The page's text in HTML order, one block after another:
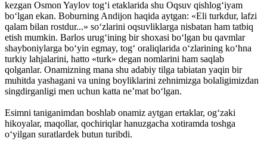
kezgan Osmon Yaylov tog‘i etaklarida shu Oqsuv qishlog‘iyam
bo‘lgan ekan. Boburning Andijon haqida aytgan: «Eli turkdur, lafzi
qalam bilan rostdur...» so‘zlarini oqsuvliklarga nisbatan ham tatbiq
etish mumkin. Barlos urug‘ining bir shoxasi bo‘lgan bu qavmlar
shayboniylarga bo‘yin egmay, tog‘ oraliqlarida o‘zlarining ko‘hna
turkiy lahjalarini, hatto «turk» degan nomlarini ham saqlab
qolganlar. Onamizning mana shu adabiy tilga tabiatan yaqin bir
muhitda yashagani va uning boyliklarini zehnimizga bolaligimizdan
singdirganligi men uchun katta ne’mat bo‘lgan.
Esimni taniganimdan boshlab onamiz aytgan ertaklar, og‘zaki
hikoyalar, maqollar, qochiriqlar hanuzgacha xotiramda toshga
o‘yilgan suratlardek butun turibdi.